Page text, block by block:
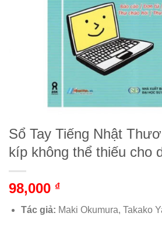
Sổ Tay Tiếng Nhật
kíp không thể thiếu cho
98,000 ₫
Tác giả: Maki Okumura, Takako